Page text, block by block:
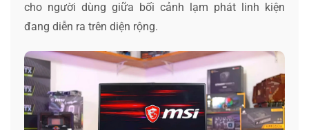
cho người dùng giữa bối cảnh lạm phát linh kiện
đang diễn ra trên diện rộng.